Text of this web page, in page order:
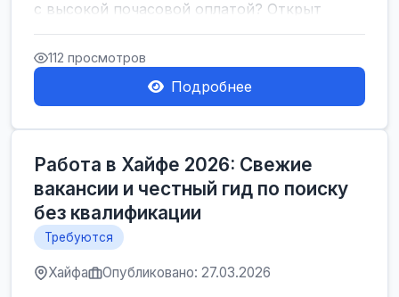
с высокой почасовой оплатой? Открыт
набор сотрудников на современный склад в
Герцлии. Мы предлагаем оф...
112 просмотров
Подробнее
Работа в Хайфе 2026: Свежие
вакансии и честный гид по поиску
без квалификации
Требуются
Хайфа Опубликовано: 27.03.2026